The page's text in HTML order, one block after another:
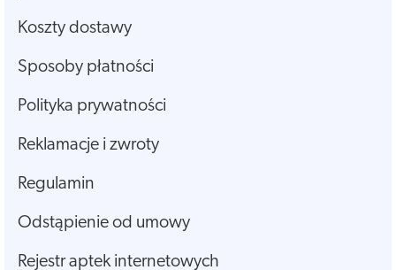
Koszty dostawy
Sposoby płatności
Polityka prywatności
Reklamacje i zwroty
Regulamin
Odstąpienie od umowy
Rejestr aptek internetowych